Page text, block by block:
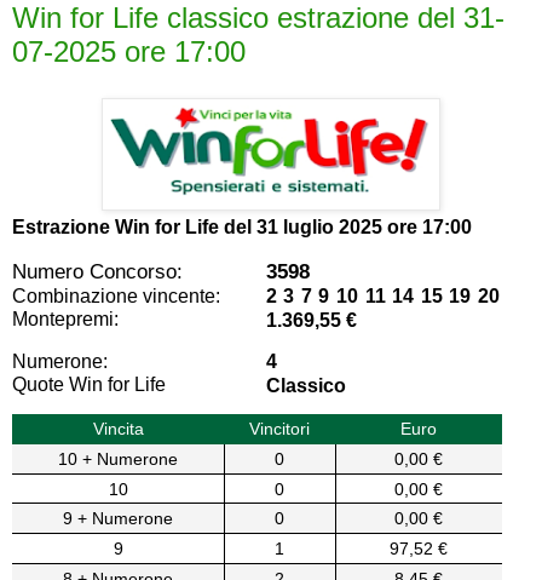
Win for Life classico estrazione del 31-
07-2025 ore 17:00
Estrazione Win for Life del 31 luglio 2025 ore 17:00
Numero Concorso: 3598
Combinazione vincente:
2 3 7 9 10 11 14 15 19 20
Montepremi:
1.369,55 €
Numerone:
4
Quote Win for Life
Classico
Vincita Vincitori
Euro
10 + Numerone
0
0,00 €
10
0
0,00 €
9 + Numerone
0
0,00 €
9
1
97,52 €